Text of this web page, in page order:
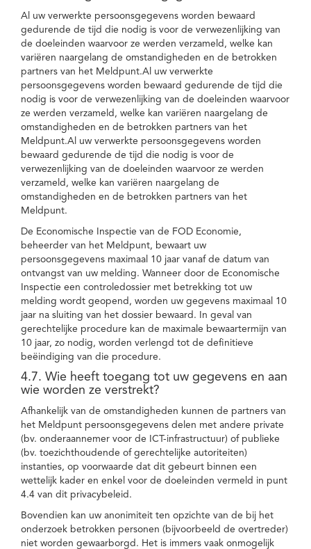
Al uw verwerkte persoonsgegevens worden bewaard
gedurende de tijd die nodig is voor de verwezenlijking van
de doeleinden waarvoor ze werden verzameld, welke kan
variëren naargelang de omstandigheden en de betrokken
partners van het Meldpunt.Al uw verwerkte
persoonsgegevens worden bewaard gedurende de tijd die
nodig is voor de verwezenlijking van de doeleinden waarvoor
ze werden verzameld, welke kan variëren naargelang de
omstandigheden en de betrokken partners van het
Meldpunt.Al uw verwerkte persoonsgegevens worden
bewaard gedurende de tijd die nodig is voor de
verwezenlijking van de doeleinden waarvoor ze werden
verzameld, welke kan variëren naargelang de
omstandigheden en de betrokken partners van het
Meldpunt.
De Economische Inspectie van de FOD Economie,
beheerder van het Meldpunt, bewaart uw
persoonsgegevens maximaal 10 jaar vanaf de datum van
ontvangst van uw melding. Wanneer door de Economische
Inspectie een controledossier met betrekking tot uw
melding wordt geopend, worden uw gegevens maximaal 10
jaar na sluiting van het dossier bewaard. In geval van
gerechtelijke procedure kan de maximale bewaartermijn van
10 jaar, zo nodig, worden verlengd tot de definitieve
beëindiging van die procedure.
4.7. Wie heeft toegang tot uw gegevens en aan
wie worden ze verstrekt?
Afhankelijk van de omstandigheden kunnen de partners van
het Meldpunt persoonsgegevens delen met andere private
(bv. onderaannemer voor de ICT-infrastructuur) of publieke
(bv. toezichthoudende of gerechtelijke autoriteiten)
instanties, op voorwaarde dat dit gebeurt binnen een
wettelijk kader en enkel voor de doeleinden vermeld in punt
4.4 van dit privacybeleid.
Bovendien kan uw anonimiteit ten opzichte van de bij het
onderzoek betrokken personen (bijvoorbeeld de overtreder)
niet worden gewaarborgd. Het is immers vaak onmogelijk